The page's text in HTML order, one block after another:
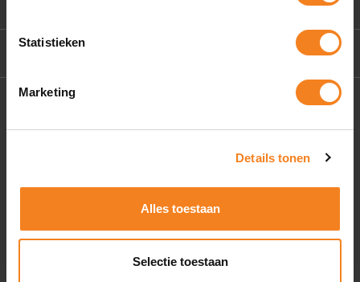
Statistieken
Marketing
Details tonen
Alles toestaan
Selectie toestaan